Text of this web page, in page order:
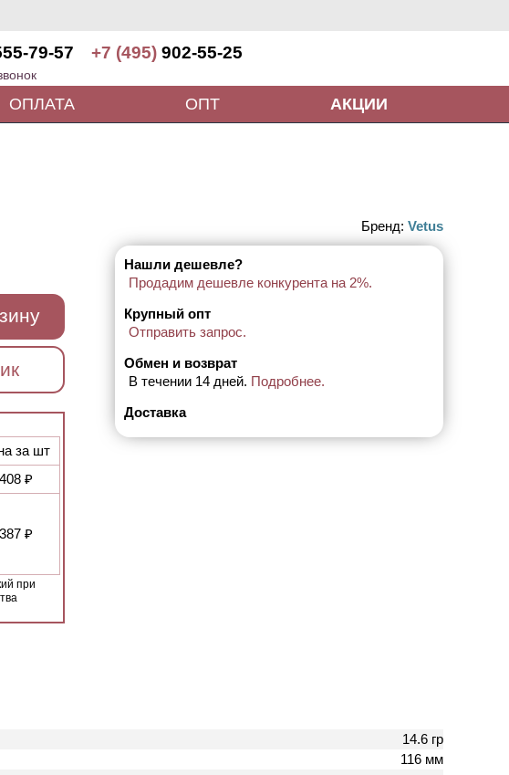
79-57 +7 (495) 902-55-25
ОПЛАТА ОПТ АКЦИИ
Бренд: Vetus
за шт
408 ₽
387 ₽
при
Нашли дешевле?
Продадим дешевле конкурента на 2%.
Крупный опт
Отправить запрос.
Обмен и возврат
В течении 14 дней. Подробнее.
Доставка
14.6 гр
116 мм